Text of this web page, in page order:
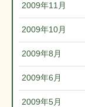
2009年11月
2009年10月
2009年8月
2009年6月
2009年5月